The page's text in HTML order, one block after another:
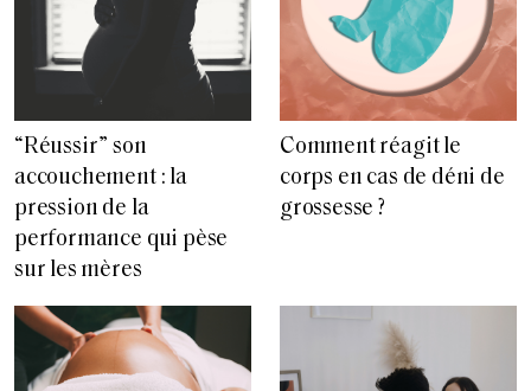
“Réussir” son
accouchement : la
pression de la
performance qui pèse
sur les mères
Comment réagit le
corps en cas de déni de
grossesse ?